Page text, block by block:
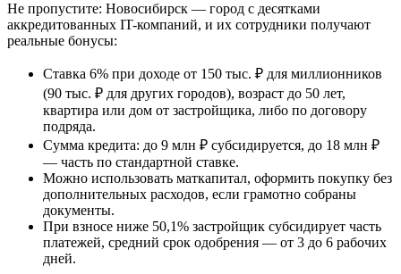
Не пропустите: Новосибирск — город с десятками
аккредитованных IT-компаний, и их сотрудники получают
реальные бонусы:
Ставка 6% при доходе от 150 тыс. ₽ для миллионников
(90 тыс. ₽ для других городов), возраст до 50 лет,
квартира или дом от застройщика, либо по договору
подряда.
Сумма кредита: до 9 млн ₽ субсидируется, до 18 млн ₽
— часть по стандартной ставке.
Можно использовать маткапитал, оформить покупку без
дополнительных расходов, если грамотно собраны
документы.
При взносе ниже 50,1% застройщик субсидирует часть
платежей, средний срок одобрения — от 3 до 6 рабочих
дней.